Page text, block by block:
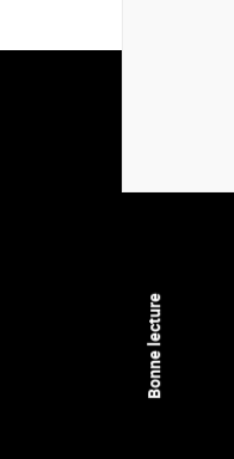
Bonne lecture